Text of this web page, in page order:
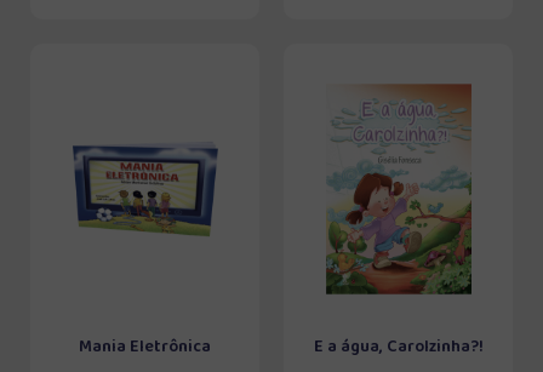
Mania Eletrônica E a água, Carolzinha?!